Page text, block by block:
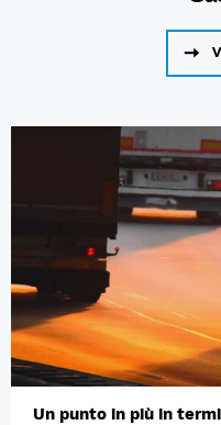
Un punto in più in